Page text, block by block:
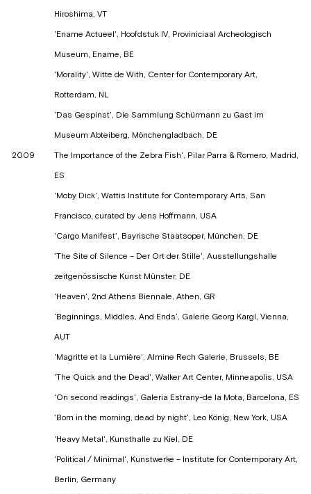
2009
Hiroshima, VT
'Ename Actueel', Hoofdstuk IV, Proviniciaal Archeologisch
Museum, Ename, BE
'Morality', Witte de With, Center for Contemporary Art,
Rotterdam, NL
'Das Gespinst', Die Sammlung Schürmann zu Gast im
Museum Abteiberg, Mönchengladbach, DE
The Importance of the Zebra Fish', Pilar Parra & Romero, Madrid,
ES
'Moby Dick', Wattis Institute for Contemporary Arts, San
Francisco, curated by Jens Hoffmann, USA
'Cargo Manifest', Bayrische Staatsoper, München, DE
'The Site of Silence – Der Ort der Stille', Ausstellungshalle
zeitgenössische Kunst Münster, DE
'Heaven', 2nd Athens Biennale, Athen, GR
'Beginnings, Middles, And Ends', Galerie Georg Kargl, Vienna,
AUT
'Magritte et la Lumière', Almine Rech Galerie, Brussels, BE
'The Quick and the Dead', Walker Art Center, Minneapolis, USA
'On second readings', Galeria Estrany-de la Mota, Barcelona, ES
'Born in the morning, dead by night', Leo König, New York, USA
'Heavy Metal', Kunsthalle zu Kiel, DE
'Political / Minimal', Kunstwerke – Institute for Contemporary Art,
Berlin, Germany